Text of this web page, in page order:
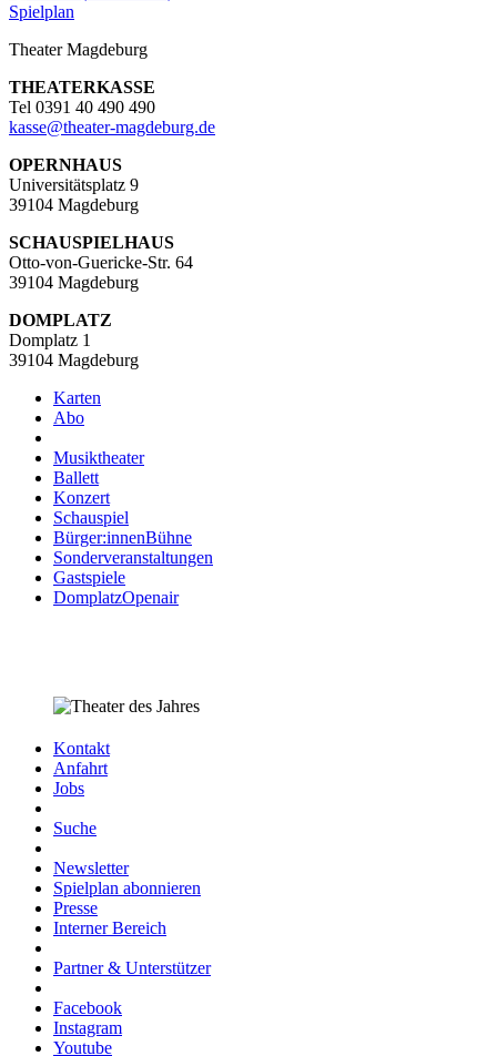
Spielplan
Theater Magdeburg
THEATERKASSE
Tel 0391 40 490 490
kasse@theater-magdeburg.de
OPERNHAUS
Universitätsplatz 9
39104 Magdeburg
SCHAUSPIELHAUS
Otto-von-Guericke-Str. 64
39104 Magdeburg
DOMPLATZ
Domplatz 1
39104 Magdeburg
Karten
Abo
Musiktheater
Ballett
Konzert
Schauspiel
Bürger:innenBühne
Sonderveranstaltungen
Gastspiele
DomplatzOpenair
Kontakt
Anfahrt
Jobs
Suche
Newsletter
Spielplan abonnieren
Presse
Interner Bereich
Partner & Unterstützer
Facebook
Instagram
Youtube